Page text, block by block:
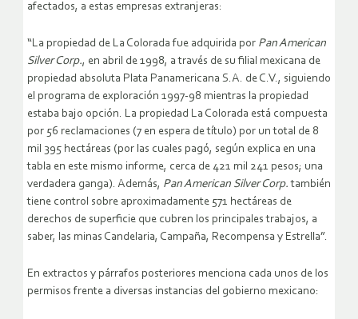
afectados, a estas empresas extranjeras:
“La propiedad de La Colorada fue adquirida por Pan American
Silver Corp., en abril de 1998, a través de su filial mexicana de
propiedad absoluta Plata Panamericana S.A. de C.V., siguiendo
el programa de exploración 1997-98 mientras la propiedad
estaba bajo opción. La propiedad La Colorada está compuesta
por 56 reclamaciones (7 en espera de título) por un total de 8
mil 395 hectáreas (por las cuales pagó, según explica en una
tabla en este mismo informe, cerca de 421 mil 241 pesos; una
verdadera ganga). Además, Pan American Silver Corp. también
tiene control sobre aproximadamente 571 hectáreas de
derechos de superficie que cubren los principales trabajos, a
saber, las minas Candelaria, Campaña, Recompensa y Estrella”.
En extractos y párrafos posteriores menciona cada unos de los
permisos frente a diversas instancias del gobierno mexicano: